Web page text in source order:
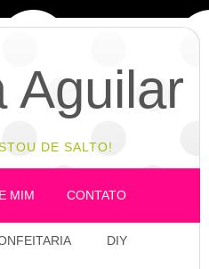
Aguilar
DE SALTO!
MIM CONTATO
DIY